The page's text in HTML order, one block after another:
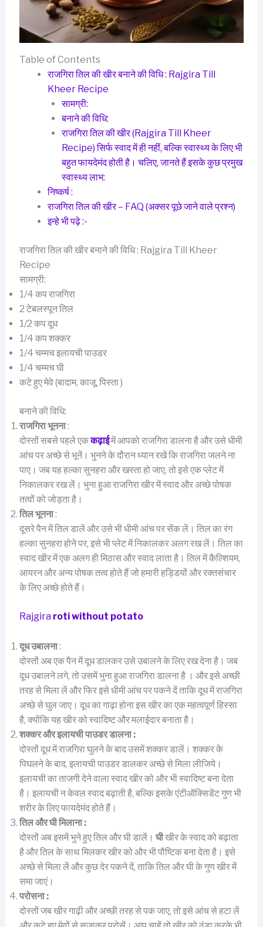
Table of Contents
राजगिरा तिल की खीर बनाने की विधि : Rajgira Till
Kheer Recipe
सामग्री:
बनाने की विधि:
राजगिरा तिल की खीर (Rajgira Till Kheer
Recipe) सिर्फ स्वाद में ही नहीं, बल्कि स्वास्थ्य के लिए भी
बहुत फायदेमंद होती है। चलिए, जानते हैं इसके कुछ प्रमुख
स्वास्थ्य लाभ:
निष्कर्ष :
राजगिरा तिल की खीर – FAQ (अक्सर पूछे जाने वाले प्रश्न)
इन्हे भी पढ़े :-
राजगिरा तिल की खीर बनाने की विधि : Rajgira Till Kheer
Recipe
सामग्री:
1/4 कप राजगिरा
2 टेबलस्पून तिल
1/2 कप दूध
1/4 कप शक्कर
1/4 चम्मच इलायची पाउडर
1/4 चम्मच घी
कटे हुए मेवे (बादाम, काजू, पिस्ता )
बनाने की विधि:
राजगिरा भूनना:
दोस्तों सबसे पहले एककढ़ाईमें आपको राजगिरा डालना है और उसे धीमी
आंच पर अच्छे से भूनें। भुनने के दौरान ध्यान रखें कि राजगिरा जलने ना
पाए। जब यह हल्का सुनहरा और खस्ता हो जाए, तो इसे एक प्लेट में
निकालकर रख लें। भुना हुआ राजगिरा खीर में स्वाद और अच्छे पोषक
तत्वों को जोड़ता है।
तिल भूनना:
दूसरे पैन में तिल डालें और उसे भी धीमी आंच पर सेंक लें। तिल का रंग
हल्का सुनहरा होने पर, इसे भी प्लेट में निकालकर अलग रख लें। तिल का
स्वाद खीर में एक अलग ही मिठास और स्वाद लाता है। तिल में कैल्शियम,
आयरन और अन्य पोषक तत्व होते हैं जो हमारी हड्डियों और रक्तसंचार
के लिए अच्छे होते हैं।
Rajgira roti without potato
दूध उबालना:
दोस्तों अब एक पैन में दूध डालकर उसे उबालने के लिए रख देना है। जब
दूध उबालने लगे, तो उसमें भुना हुआ राजगिरा डालना है । और इसे अच्छी
तरह से मिला लें और फिर इसे धीमी आंच पर पकने दें ताकि दूध में राजगिरा
अच्छे से घुल जाए। दूध का गाढ़ा होना इस खीर का एक महत्वपूर्ण हिस्सा
है, क्योंकि यह खीर को स्वादिष्ट और मलाईदार बनाता है।
शक्कर और इलायची पाउडर डालना :
दोस्तों दूध में राजगिरा घुलने के बाद उसमें शक्कर डालें। शक्कर के
पिघलने के बाद, इलायची पाउडर डालकर अच्छे से मिला लीजिये।
इलायची का ताजगी देने वाला स्वाद खीर को और भी स्वादिष्ट बना देता
है। इलायची न केवल स्वाद बढ़ाती है, बल्कि इसके एंटीऑक्सिडेंट गुण भी
शरीर के लिए फायदेमंद होते हैं।
तिल और घी मिलाना :
दोस्तों अब इसमें भुने हुए तिल और घी डालें। घीखीर के स्वाद को बढ़ाता
है और तिल के साथ मिलकर खीर को और भी पौष्टिक बना देता है। इसे
अच्छे से मिला लें और कुछ देर पकने दें, ताकि तिल और घी के गुण खीर में
समा जाएं।
परोसना :
दोस्तों जब खीर गाढ़ी और अच्छी तरह से पक जाए, तो इसे आंच से हटा लें